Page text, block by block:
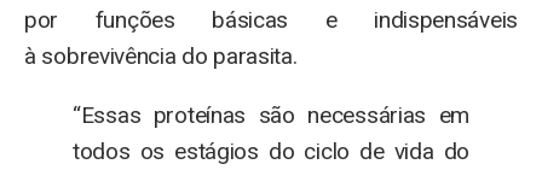
por funções básicas e indispensáveis
à sobrevivência do parasita.
“Essas proteínas são necessárias em
todos os estágios do ciclo de vida do